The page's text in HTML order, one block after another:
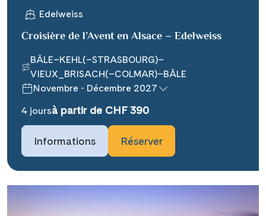
Teile diese Reise
### headline_default does not exist in
object type Ausflug ###
Facebook
Edelweiss
Croisière de l’Avent en Alsace – Edelweiss
BÂLE–KEHL(–STRASBOURG)–
VIEUX_BRISACH(–COLMAR)–BÂLE
Novembre - Décembre 2027
4 joursà partir de CHF 390
Informations Réserver